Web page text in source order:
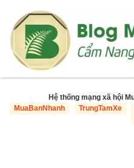
Hệ thống mạng xã hội
MuaBanNhanh
TrungTamXe